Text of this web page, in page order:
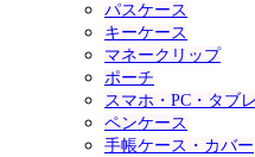
パスケース
キーケース
マネークリップ
ポーチ
スマホ・PC・タブ
ペンケース
手帳ケース・カバー